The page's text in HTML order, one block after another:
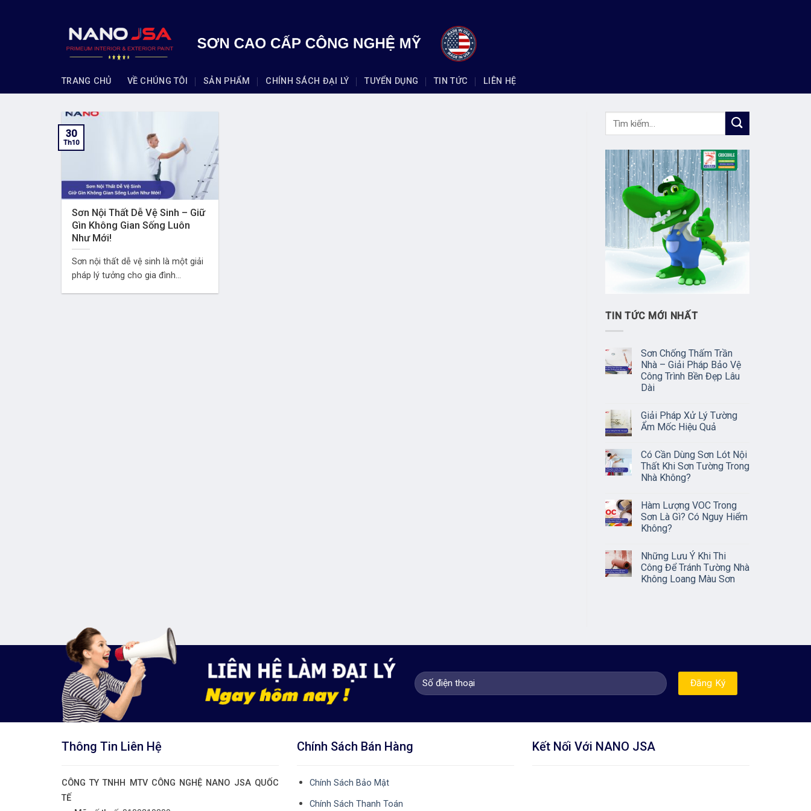
TRANG CHỦ VỀ CHÚNG TÔI SẢN PHẨM CHÍNH SÁCH ĐẠI LÝ TUYỂN DỤNG TIN TỨC LIÊN HỆ
Sơn Nội Thất Dễ Vệ Sinh – Giữ
Gìn Không Gian Sống Luôn
Như Mới!
Sơn nội thất dễ vệ sinh là một giải
pháp lý tưởng cho gia đình...
30
Th10
TIN TỨC MỚI NHẤT
Sơn Chống Thấm Trần
Nhà – Giải Pháp Bảo Vệ
Công Trình Bền Đẹp Lâu
Dài
Giải Pháp Xử Lý Tường
Ẩm Mốc Hiệu Quả
Có Cần Dùng Sơn Lót Nội
Thất Khi Sơn Tường Trong
Nhà Không?
Hàm Lượng VOC Trong
Sơn Là Gì? Có Nguy Hiểm
Không?
Những Lưu Ý Khi Thi
Công Để Tránh Tường Nhà
Không Loang Màu Sơn
Thông Tin Liên Hệ
CÔNG TY TNHH MTV CÔNG NGHỆ NANO JSA QUỐC
TẾ
Chính Sách Bán Hàng
Chính Sách Bảo Mật
Chính Sách Thanh Toán
Kết Nối Với NANO JSA